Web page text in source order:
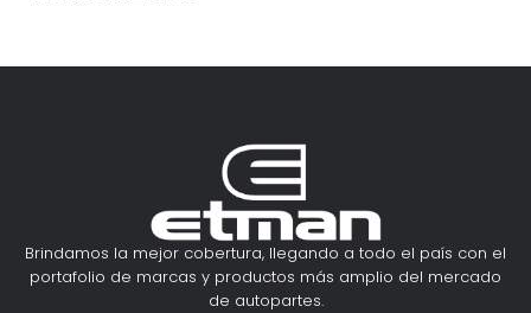
Brindamos la mejor cobertura, llegando a todo el país con el
portafolio de marcas y productos más amplio del mercado
de autopartes.